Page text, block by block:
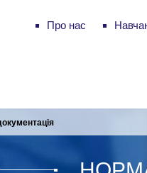
Про нас